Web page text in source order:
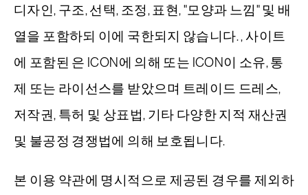
개인정보 보호정책
디자인, 구조, 선택, 조정, 표현, "모양과 느낌" 및 배
열을 포함하되 이에 국한되지 않습니다. , 사이트
에 포함된 은 ICON에 의해 ​​또는 ICON이 소유, 통
제 또는 라이선스를 받았으며 트레이드 드레스,
저작권, 특허 및 상표법, 기타 다양한 지적 재산권
및 불공정 경쟁법에 의해 보호됩니다.
본 이용 약관에 명시적으로 제공된 경우를 제외하